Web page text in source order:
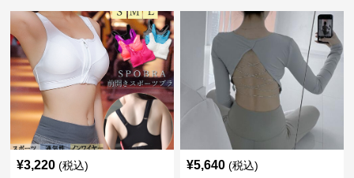
¥3,220 (税込) ¥5,640 (税込)